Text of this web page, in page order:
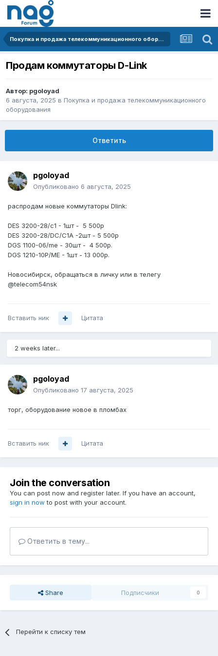
Покупка и продажа телекоммуникационного оборудования
Продам коммутаторы D-Link
Автор: pgoloyad
6 августа, 2025 в Покупка и продажа телекоммуникационного
оборудования
Ответить
pgoloyad
Опубликовано 6 августа, 2025
распродам новые коммутаторы Dlink:
DES 3200-28/c1 - 1шт - 5 500р
DES 3200-28/DC/C1A -2шт - 5 500р
DGS 1100-06/me - 30шт - 4 500р.
DGS 1210-10P/ME - 1шт - 13 000р.
Новосибирск, обращаться в личку или в телегу
@telecom54nsk
Вставить ник Цитата
2 weeks later...
pgoloyad
Опубликовано 17 августа, 2025
торг, оборудование новое в пломбах
Вставить ник Цитата
Join the conversation
You can post now and register later. If you have an account,
sign in now to post with your account.
Ответить в тему...
Share Подписчики 0
Перейти к списку тем